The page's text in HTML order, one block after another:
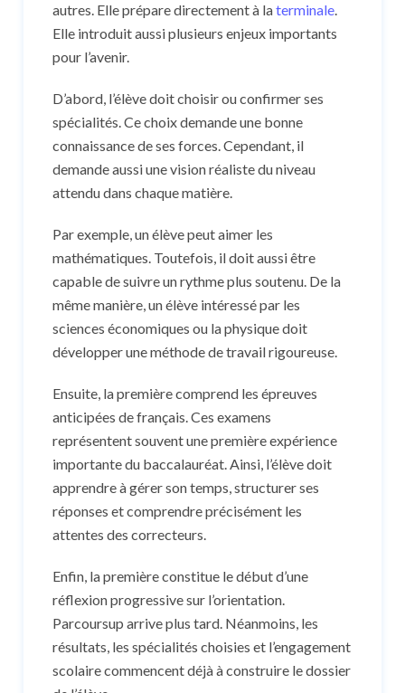
autres. Elle prépare directement à laterminale.
Elle introduit aussi plusieurs enjeux importants
pour l’avenir.
D’abord, l’élève doit choisir ou confirmer ses
spécialités. Ce choix demande une bonne
connaissance de ses forces. Cependant, il
demande aussi une vision réaliste du niveau
attendu dans chaque matière.
Par exemple, un élève peut aimer les
mathématiques. Toutefois, il doit aussi être
capable de suivre un rythme plus soutenu. De la
même manière, un élève intéressé par les
sciences économiques ou la physique doit
développer une méthode de travail rigoureuse.
Ensuite, la première comprend les épreuves
anticipées de français. Ces examens
représentent souvent une première expérience
importante du baccalauréat. Ainsi, l’élève doit
apprendre à gérer son temps, structurer ses
réponses et comprendre précisément les
attentes des correcteurs.
Enfin, la première constitue le début d’une
réflexion progressive sur l’orientation.
Parcoursup arrive plus tard. Néanmoins, les
résultats, les spécialités choisies et l’engagement
scolaire commencent déjà à construire le dossier